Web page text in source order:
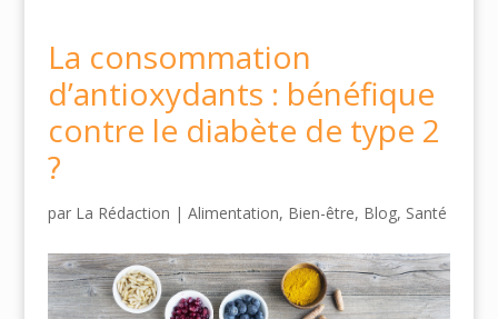
La consommation
d’antioxydants : bénéfique
contre le diabète de type 2
?
par La Rédaction | Alimentation, Bien-être, Blog, Santé